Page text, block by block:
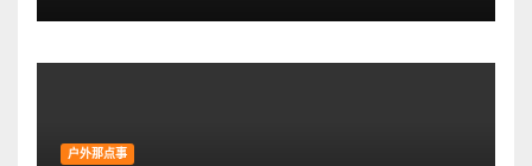
户外那点事